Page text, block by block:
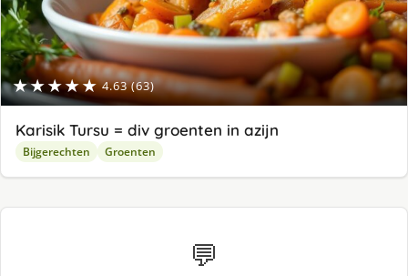
★★★★★ 4.63 (63)
Karisik Tursu = div groenten in azijn
Bijgerechten Groenten
💬